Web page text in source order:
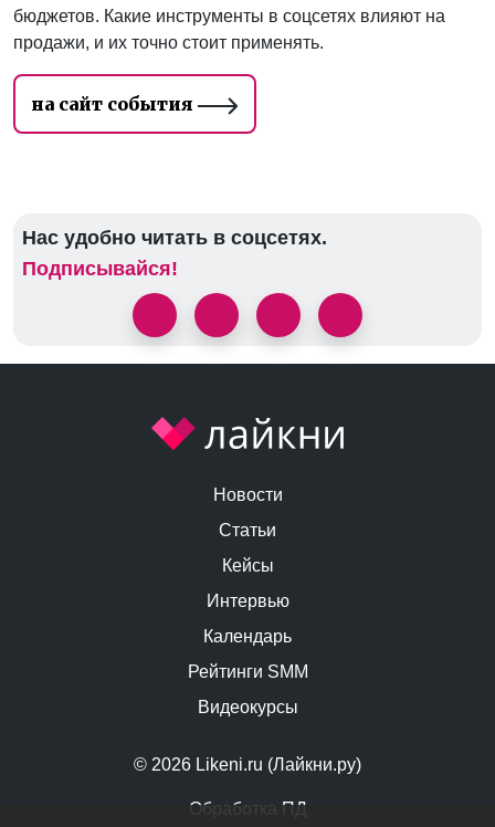
бюджетов. Какие инструменты в соцсетях влияют на
продажи, и их точно стоит применять.
на сайт события
Нас удобно читать в соцсетях.
Подписывайся!
© 2026 Likeni.ru (Лайкни.ру)
Обработка ПД
Новости
Статьи
Кейсы
Интервью
Календарь
Рейтинги SMM
Видеокурсы